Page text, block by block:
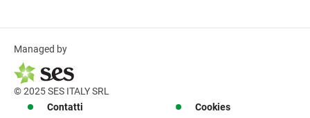
Managed by
© 2025 SES ITALY SRL
Contatti
Cookies